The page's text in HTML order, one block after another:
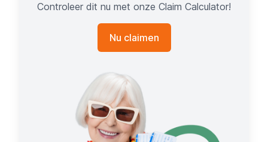
Controleer dit nu met onze Claim Calculator!
Nu claimen